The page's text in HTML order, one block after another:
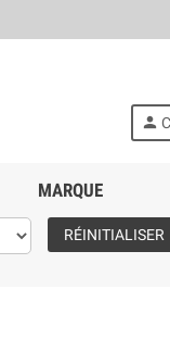
person
MARQUE
RÉINITIALISER